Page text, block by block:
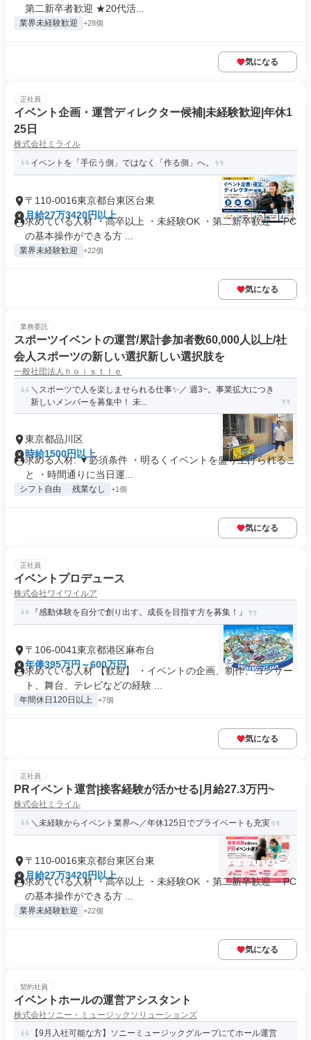
第二新卒者歓迎 ★20代活...
業界未経験歓迎 +28個
気になる
正社員
イベント企画・運営ディレクター候補|未経験歓迎|年休1
25日
株式会社ミライル
イベントを「手伝う側」ではなく「作る側」へ。
〒110-0016東京都台東区台東
月給27万3420円以上
求めている人材 ・高卒以上 ・未経験OK ・第二新卒歓迎 ・PC
の基本操作ができる方 ...
業界未経験歓迎 +22個
気になる
業務委託
スポーツイベントの運営/累計参加者数60,000人以上/社
会人スポーツの新しい選択新しい選択肢を
一般社団法人ｈｏｉｓｔｌｅ
＼スポーツで人を楽しませられる仕事✨／ 週3~。事業拡大につき
新しいメンバーを募集中！ 未...
東京都品川区
時給1500円以上
求める人材: ▼必須条件 ・明るくイベントを盛り上げられるこ
と ・時間通りに当日運...
シフト自由 残業なし +1個
気になる
正社員
イベントプロデュース
株式会社ワイワイルア
『感動体験を自分で創り出す。成長を目指す方を募集！』
〒106-0041東京都港区麻布台
年俸395万円～600万円
求めている人材 【歓迎】 ・イベントの企画、制作、コンサー
ト、舞台、テレビなどの経験 ...
年間休日120日以上 +7個
気になる
正社員
PRイベント運営|接客経験が活かせる|月給27.3万円~
株式会社ミライル
＼未経験からイベント業界へ／年休125日でプライベートも充実
〒110-0016東京都台東区台東
月給27万3420円以上
求めている人材 ・高卒以上 ・未経験OK ・第二新卒歓迎 ・PC
の基本操作ができる方 ...
業界未経験歓迎 +22個
気になる
契約社員
イベントホールの運営アシスタント
株式会社ソニー・ミュージックソリューションズ
【9月入社可能な方】ソニーミュージックグループにてホール運営